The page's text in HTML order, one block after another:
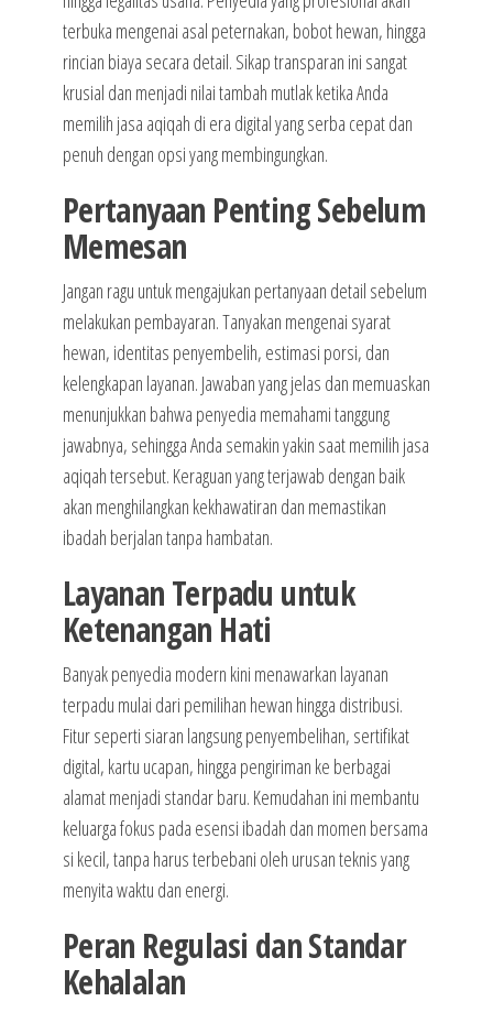
terbuka mengenai asal peternakan, bobot hewan, hingga
rincian biaya secara detail. Sikap transparan ini sangat
krusial dan menjadi nilai tambah mutlak ketika Anda
memilih jasa aqiqah di era digital yang serba cepat dan
penuh dengan opsi yang membingungkan.
Pertanyaan Penting Sebelum
Memesan
Jangan ragu untuk mengajukan pertanyaan detail sebelum
melakukan pembayaran. Tanyakan mengenai syarat
hewan, identitas penyembelih, estimasi porsi, dan
kelengkapan layanan. Jawaban yang jelas dan memuaskan
menunjukkan bahwa penyedia memahami tanggung
jawabnya, sehingga Anda semakin yakin saat memilih jasa
aqiqah tersebut. Keraguan yang terjawab dengan baik
akan menghilangkan kekhawatiran dan memastikan
ibadah berjalan tanpa hambatan.
Layanan Terpadu untuk
Ketenangan Hati
Banyak penyedia modern kini menawarkan layanan
terpadu mulai dari pemilihan hewan hingga distribusi.
Fitur seperti siaran langsung penyembelihan, sertifikat
digital, kartu ucapan, hingga pengiriman ke berbagai
alamat menjadi standar baru. Kemudahan ini membantu
keluarga fokus pada esensi ibadah dan momen bersama
si kecil, tanpa harus terbebani oleh urusan teknis yang
menyita waktu dan energi.
Peran Regulasi dan Standar
Kehalalan